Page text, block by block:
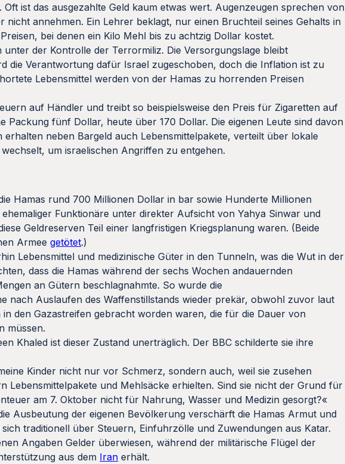
Oft ist das ausgezahlte Geld kaum etwas wert. Augenzeugen sprechen von
annehmen. Ein Lehrer beklagt, nur einen Bruchteil seines Gehalts in
bei denen ein Kilo Mehl bis zu achtzig Dollar kostet.
unter der Kontrolle der Terrormiliz. Die Versorgungslage bleibt
die Verantwortung dafür Israel zugeschoben, doch die Inflation ist zu
Lebensmittel werden von der Hamas zu horrenden Preisen
auf Händler und treibt so beispielsweise den Preis für Zigaretten auf
Packung fünf Dollar, heute über 170 Dollar. Die eigenen Leute sind davon
neben Bargeld auch Lebensmittelpakete, verteilt über lokale
um israelischen Angriffen zu entgehen.
Hamas rund 700 Millionen Dollar in bar sowie Hunderte Millionen
Funktionäre unter direkter Aufsicht von Yahya Sinwar und
Geldreserven Teil einer langfristigen Kriegsplanung waren. (Beide
Armeegetötet.)
Lebensmittel und medizinische Güter in den Tunneln, was die Wut in der
dass die Hamas während der sechs Wochen andauernden
an Gütern beschlagnahmte. So wurde die
nach Auslaufen des Waffenstillstands wieder prekär, obwohl zuvor laut
den Gazastreifen gebracht worden waren, die für die Dauer von
müssen.
Khaled ist dieser Zustand unerträglich. Der BBC schilderte sie ihre
Kinder nicht nur vor Schmerz, sondern auch, weil sie zusehen
Lebensmittelpakete und Mehlsäcke erhielten. Sind sie nicht der Grund für
am 7. Oktober nicht für Nahrung, Wasser und Medizin gesorgt?«
Ausbeutung der eigenen Bevölkerung verschärft die Hamas Armut und
traditionell über Steuern, Einfuhrzölle und Zuwendungen aus Katar.
Angaben Gelder überwiesen, während der militärische Flügel der
aus dem Iran erhält.